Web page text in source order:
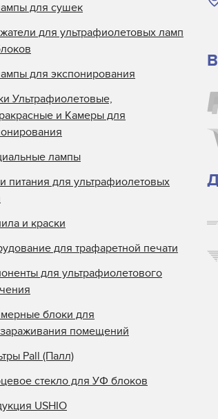
для сушек
для ультрафиолетовых ламп
для экспонирования
Ультрафиолетовые,
и Камеры для
лампы
питания для ультрафиолетовых
и краски
для трафаретной печати
для ультрафиолетового
блоки для
помещений
Pall (Палл)
стекло для УФ блоков
USHIO